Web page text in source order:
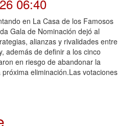
06:40
en La Casa de los Famosos
Gala de Nominación dejó al
alianzas y rivalidades entre
además de definir a los cinco
en riesgo de abandonar la
eliminación.Las votaciones